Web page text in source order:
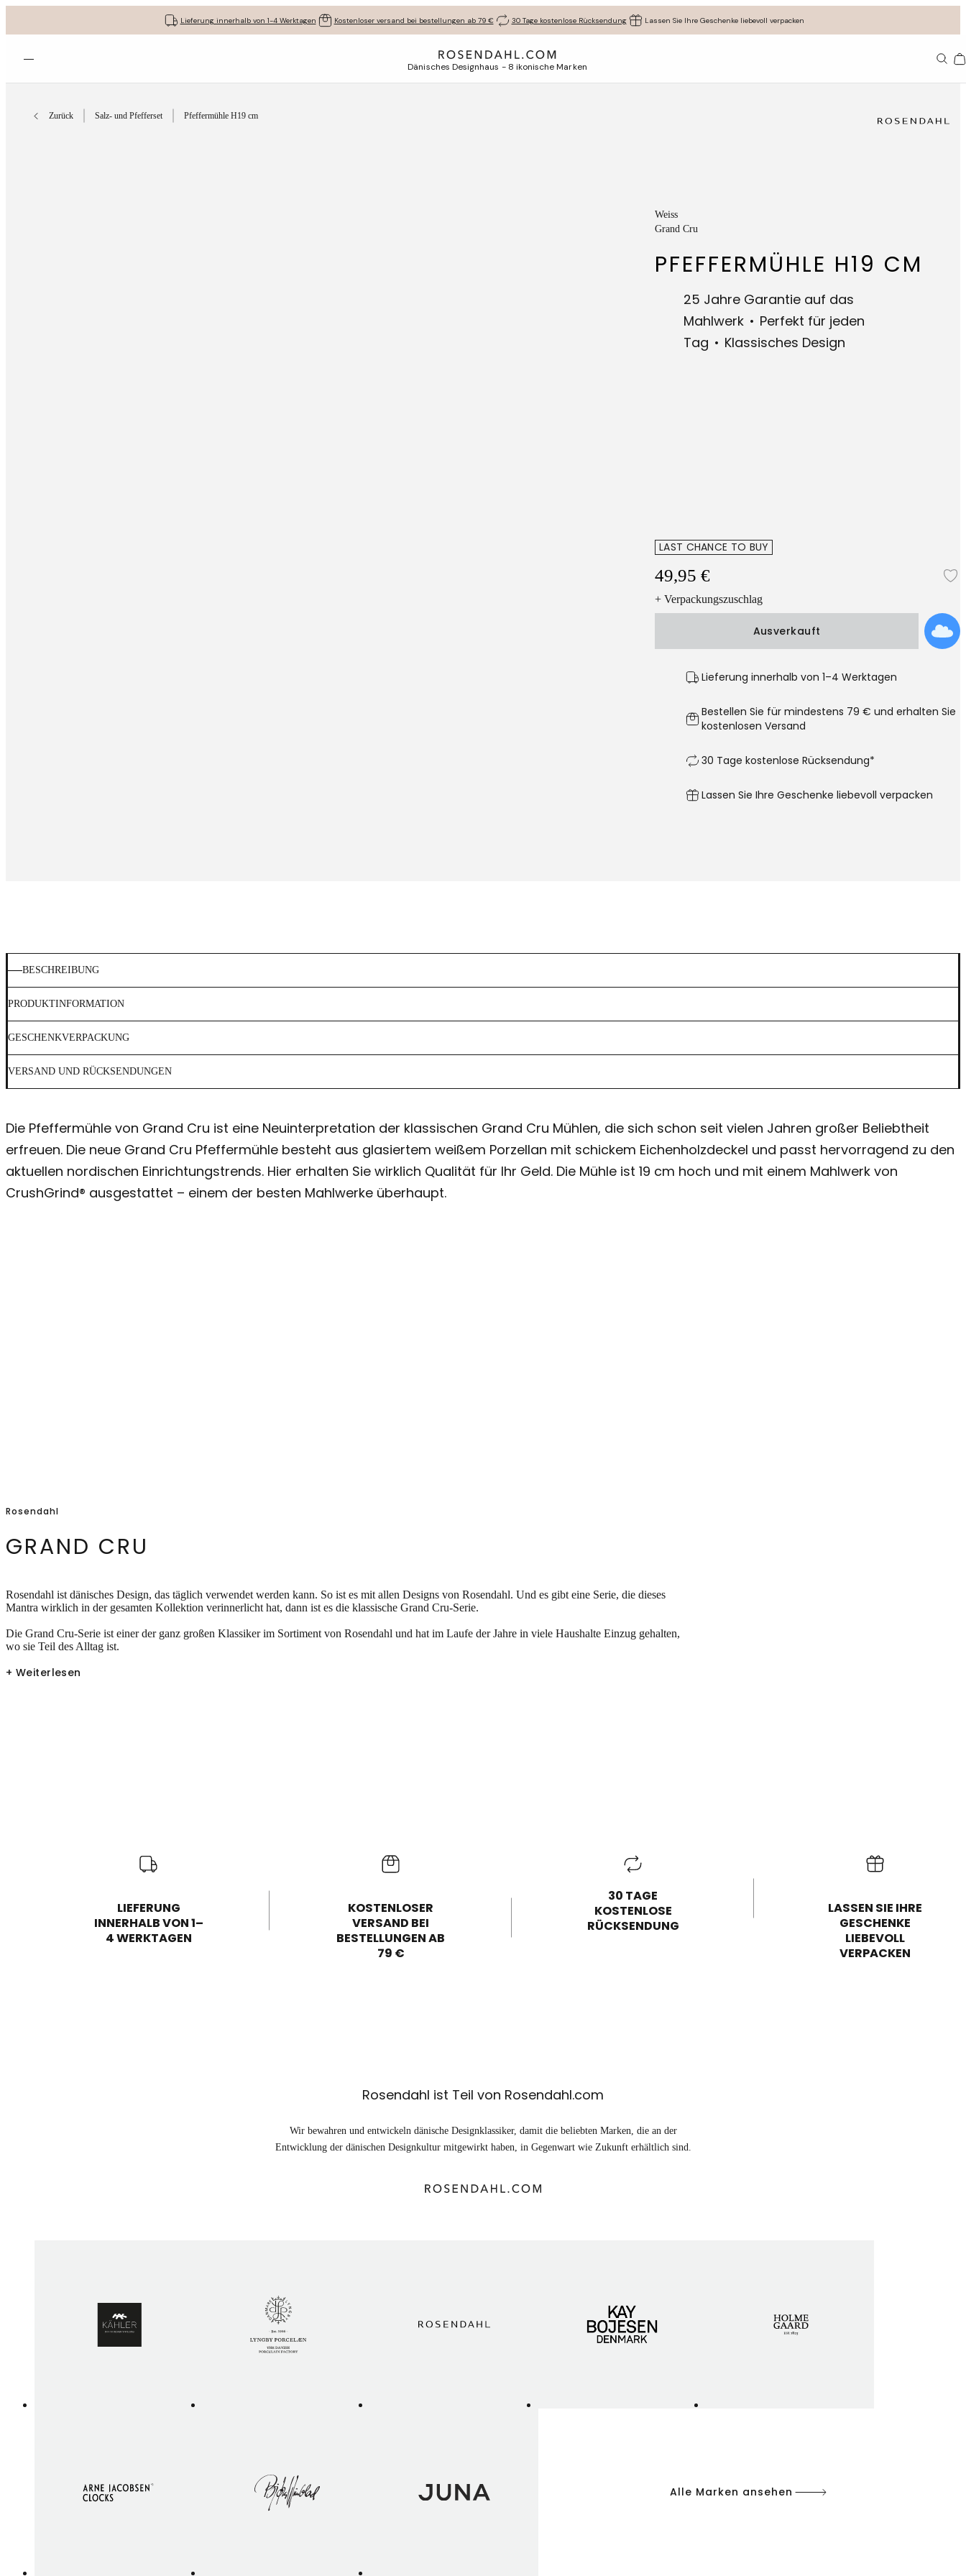
Lieferung innerhalb von 1-4 Werktagen Kostenloser versand bei bestellungen ab 79 € 30 Tage kostenlose Rücksendung Lassen Sie Ihre Geschenke liebevoll verpacken
Menü öffnen Dänisches Designhaus - 8 ikonische Marken
Zurück Salz- und Pfefferset Pfeffermühle H19 cm
Weiss
Grand Cru
PFEFFERMÜHLE H19 CM
25 Jahre Garantie auf das
Mahlwerk
Perfekt für jeden
Tag
Klassisches Design
LAST CHANCE TO BUY
49,95 €
+ Verpackungszuschlag
Ausverkauft
Lieferung innerhalb von 1–4 Werktagen
Bestellen Sie für mindestens 79 € und erhalten Sie
kostenlosen Versand
30 Tage kostenlose Rücksendung*
Lassen Sie Ihre Geschenke liebevoll verpacken
BESCHREIBUNG
PRODUKTINFORMATION
GESCHENKVERPACKUNG
VERSAND UND RÜCKSENDUNGEN
Die Pfeffermühle von Grand Cru ist eine Neuinterpretation der klassischen Grand Cru Mühlen, die sich schon seit vielen Jahren großer Beliebtheit
erfreuen. Die neue Grand Cru Pfeffermühle besteht aus glasiertem weißem Porzellan mit schickem Eichenholzdeckel und passt hervorragend zu den
aktuellen nordischen Einrichtungstrends. Hier erhalten Sie wirklich Qualität für Ihr Geld. Die Mühle ist 19 cm hoch und mit einem Mahlwerk von
CrushGrind® ausgestattet – einem der besten Mahlwerke überhaupt.
Rosendahl
GRAND CRU
Rosendahl ist dänisches Design, das täglich verwendet werden kann. So ist es mit allen Designs von Rosendahl. Und es gibt eine Serie, die dieses
Mantra wirklich in der gesamten Kollektion verinnerlicht hat, dann ist es die klassische Grand Cru-Serie.
Die Grand Cru-Serie ist einer der ganz großen Klassiker im Sortiment von Rosendahl und hat im Laufe der Jahre in viele Haushalte Einzug gehalten,
wo sie Teil des Alltag ist.
+ Weiterlesen
LIEFERUNG
INNERHALB VON 1–
4 WERKTAGEN
KOSTENLOSER
VERSAND BEI
BESTELLUNGEN AB
79 €
30 TAGE
KOSTENLOSE
RÜCKSENDUNG
LASSEN SIE IHRE
GESCHENKE
LIEBEVOLL
VERPACKEN
Rosendahl ist Teil von Rosendahl.com
Wir bewahren und entwickeln dänische Designklassiker, damit die beliebten Marken, die an der
Entwicklung der dänischen Designkultur mitgewirkt haben, in Gegenwart wie Zukunft erhältlich sind.
Alle Marken ansehen